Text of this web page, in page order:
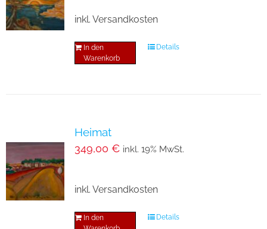
inkl. Versandkosten
In den
Warenkorb
Details
Heimat
349,00 € inkl. 19% MwSt.
inkl. Versandkosten
In den
Details